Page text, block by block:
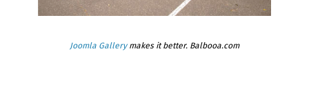
Joomla Gallerymakes it better. Balbooa.com